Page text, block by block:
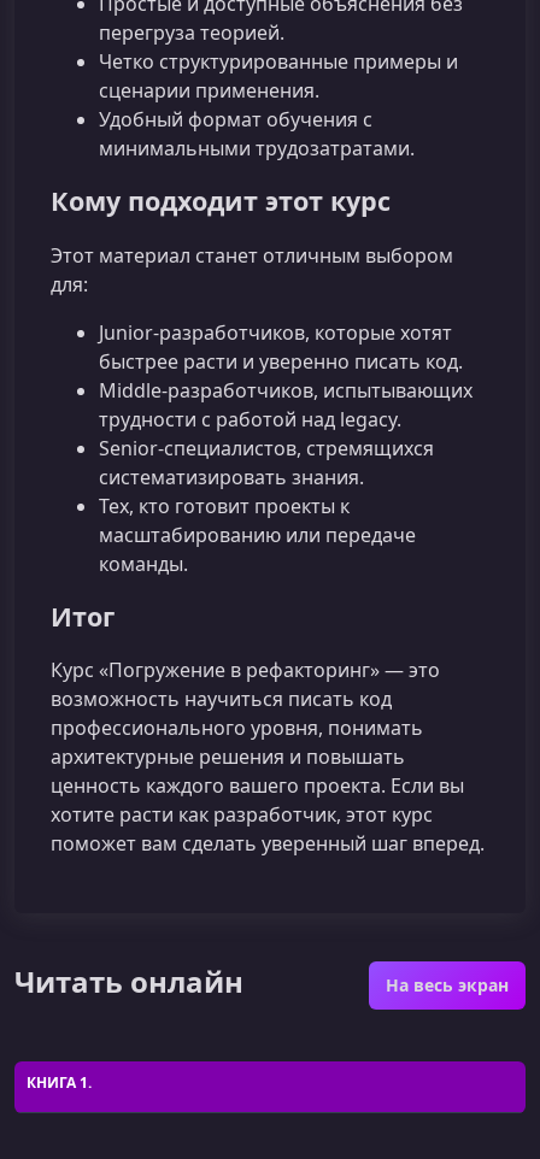
перегруза теорией.
Четко структурированные примеры и
сценарии применения.
Удобный формат обучения с
минимальными трудозатратами.
Кому подходит этот курс
Этот материал станет отличным выбором
для:
Junior-разработчиков, которые хотят
быстрее расти и уверенно писать код.
Middle-разработчиков, испытывающих
трудности с работой над legacy.
Senior-специалистов, стремящихся
систематизировать знания.
Тех, кто готовит проекты к
масштабированию или передаче
команды.
Итог
Курс «Погружение в рефакторинг» — это
возможность научиться писать код
профессионального уровня, понимать
архитектурные решения и повышать
ценность каждого вашего проекта. Если вы
хотите расти как разработчик, этот курс
поможет вам сделать уверенный шаг вперед.
Читать онлайн На весь экран
КНИГА 1.